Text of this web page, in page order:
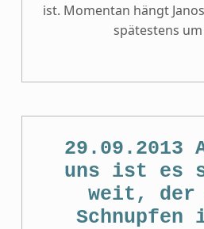
ist. Momentan hängt
spätestens
29.09.2013
uns ist es
weit, der